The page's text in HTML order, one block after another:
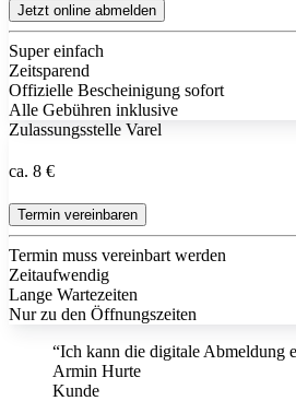
Jetzt online abmelden
Super einfach
Zeitsparend
Offizielle Bescheinigung sofort
Alle Gebühren inklusive
Zulassungsstelle Varel
ca. 8 €
Termin vereinbaren
Termin muss vereinbart werden
Zeitaufwendig
Lange Wartezeiten
Nur zu den Öffnungszeiten
“Ich kann die digitale Abmeldung
Armin Hurte
Kunde